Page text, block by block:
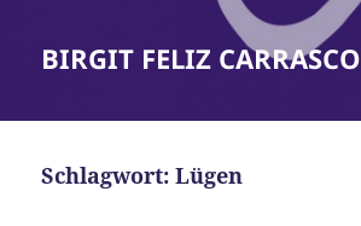
BIRGIT FELIZ CARRASCO
Schlagwort:Lügen